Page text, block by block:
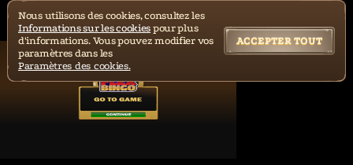
Nous utilisons des cookies, consultez les
Informations sur les cookies pour plus
d'informations. Vous pouvez modifier vos
paramètres dans les
Paramètres des cookies.
ACCEPTER TOUT